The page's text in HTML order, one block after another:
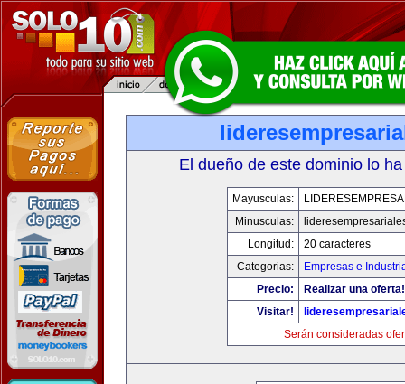
El dueño de este dominio lo
Mayusculas:
Minusculas:
Longitud:
20 caracteres
Categorias:
Empresas e
Precio:
Realizar una oferta!
Visitar!
Serán consideradas